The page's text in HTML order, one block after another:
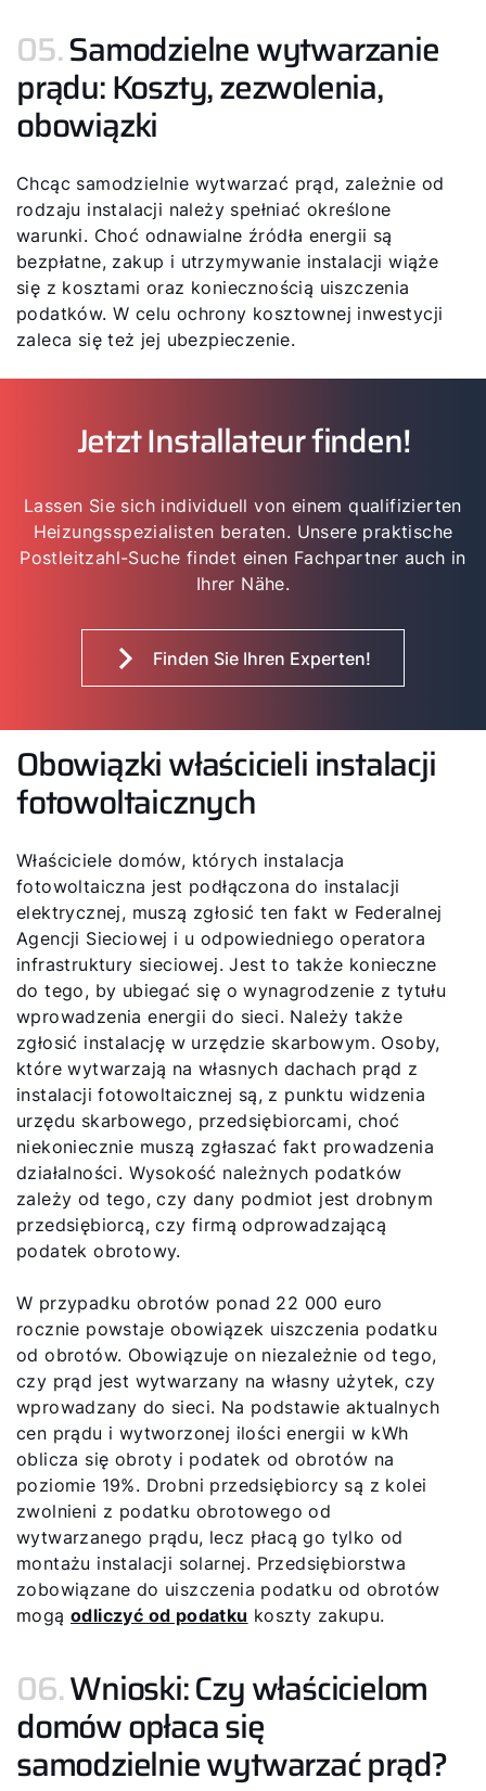
05.Samodzielne wytwarzanie
prądu: Koszty, zezwolenia,
obowiązki
Chcąc samodzielnie wytwarzać prąd, zależnie od
rodzaju instalacji należy spełniać określone
warunki. Choć odnawialne źródła energii są
bezpłatne, zakup i utrzymywanie instalacji wiąże
się z kosztami oraz koniecznością uiszczenia
podatków. W celu ochrony kosztownej inwestycji
zaleca się też jej ubezpieczenie.
Jetzt Installateur finden!
Lassen Sie sich individuell von einem qualifizierten
Heizungsspezialisten beraten. Unsere praktische
Postleitzahl-Suche findet einen Fachpartner auch in
Ihrer Nähe.
Finden Sie Ihren Experten!
Obowiązki właścicieli instalacji
fotowoltaicznych
Właściciele domów, których instalacja
fotowoltaiczna jest podłączona do instalacji
elektrycznej, muszą zgłosić ten fakt w Federalnej
Agencji Sieciowej i u odpowiedniego operatora
infrastruktury sieciowej. Jest to także konieczne
do tego, by ubiegać się o wynagrodzenie z tytułu
wprowadzenia energii do sieci. Należy także
zgłosić instalację w urzędzie skarbowym. Osoby,
które wytwarzają na własnych dachach prąd z
instalacji fotowoltaicznej są, z punktu widzenia
urzędu skarbowego, przedsiębiorcami, choć
niekoniecznie muszą zgłaszać fakt prowadzenia
działalności. Wysokość należnych podatków
zależy od tego, czy dany podmiot jest drobnym
przedsiębiorcą, czy firmą odprowadzającą
podatek obrotowy.
W przypadku obrotów ponad 22 000 euro
rocznie powstaje obowiązek uiszczenia podatku
od obrotów. Obowiązuje on niezależnie od tego,
czy prąd jest wytwarzany na własny użytek, czy
wprowadzany do sieci. Na podstawie aktualnych
cen prądu i wytworzonej ilości energii w kWh
oblicza się obroty i podatek od obrotów na
poziomie 19%. Drobni przedsiębiorcy są z kolei
zwolnieni z podatku obrotowego od
wytwarzanego prądu, lecz płacą go tylko od
montażu instalacji solarnej. Przedsiębiorstwa
zobowiązane do uiszczenia podatku od obrotów
mogą odliczyć od podatku koszty zakupu.
06.Wnioski: Czy właścicielom
domów opłaca się
samodzielnie wytwarzać prąd?